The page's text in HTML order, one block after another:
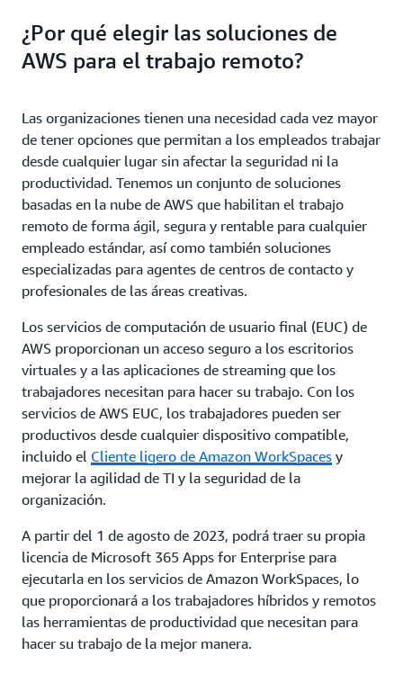
¿Por qué elegir las soluciones de
AWS para el trabajo remoto?
Las organizaciones tienen una necesidad cada vez mayor
de tener opciones que permitan a los empleados trabajar
desde cualquier lugar sin afectar la seguridad ni la
productividad. Tenemos un conjunto de soluciones
basadas en la nube de AWS que habilitan el trabajo
remoto de forma ágil, segura y rentable para cualquier
empleado estándar, así como también soluciones
especializadas para agentes de centros de contacto y
profesionales de las áreas creativas.
Los servicios de computación de usuario final (EUC) de
AWS proporcionan un acceso seguro a los escritorios
virtuales y a las aplicaciones de streaming que los
trabajadores necesitan para hacer su trabajo. Con los
servicios de AWS EUC, los trabajadores pueden ser
productivos desde cualquier dispositivo compatible,
incluido el Cliente ligero de Amazon WorkSpaces y
mejorar la agilidad de TI y la seguridad de la
organización.
A partir del 1 de agosto de 2023, podrá traer su propia
licencia de Microsoft 365 Apps for Enterprise para
ejecutarla en los servicios de Amazon WorkSpaces, lo
que proporcionará a los trabajadores híbridos y remotos
las herramientas de productividad que necesitan para
hacer su trabajo de la mejor manera.